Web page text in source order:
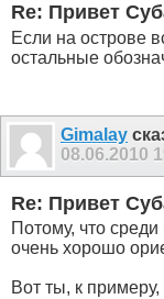
Re: Привет
Если на острове
остальные
Gimalay
08.06.2010
Re: Привет
Потому, что
очень хорошо
Вот ты, к